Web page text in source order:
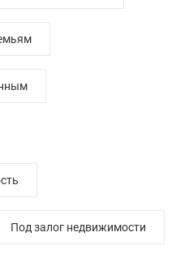
Под залог недвижимости